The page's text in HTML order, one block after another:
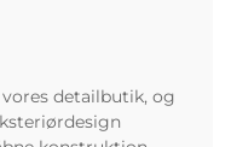
detailbutik, og